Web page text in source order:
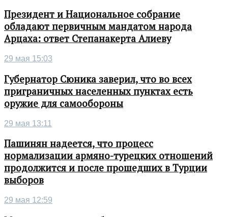
Президент и Национальное собрание
обладают первичным мандатом народа
Арцаха: ответ Степанакерта Алиеву
29 мая 15:03
Губернатор Сюника заверил, что во всех
приграничных населенных пунктах есть
оружие для самообороны
29 мая 13:11
Пашинян надеется, что процесс
нормализации армяно-турецких отношений
продолжится и после прошедших в Турции
выборов
29 мая 12:59